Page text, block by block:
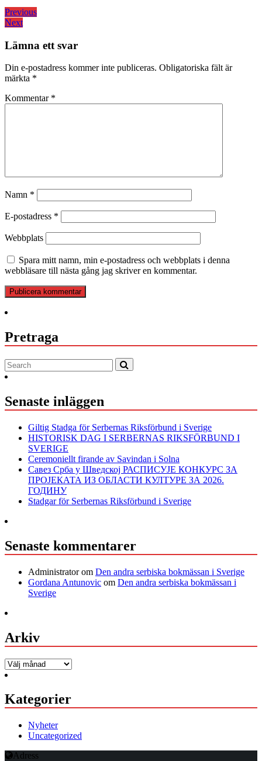
Inläggsnavigering
PreviousPrevious
NextNext
Lämna ett svar
Din e-postadress kommer inte publiceras. Obligatoriska fält är
märkta *
Kommentar *
Namn *
E-postadress *
Webbplats
Spara mitt namn, min e-postadress och webbplats i denna
webbläsare till nästa gång jag skriver en kommentar.
Pretraga
Senaste inläggen
Giltig Stadga för Serbernas Riksförbund i Sverige
HISTORISK DAG I SERBERNAS RIKSFÖRBUND I
SVERIGE
Ceremoniellt firande av Savindan i Solna
Савез Срба у Шведској РАСПИСУЈЕ КОНКУРС ЗА
ПРОЈЕКАТА ИЗ ОБЛАСТИ КУЛТУРЕ ЗА 2026.
ГОДИНУ
Stadgar för Serbernas Riksförbund i Sverige
Senaste kommentarer
Administratorom Den andra serbiska bokmässan i Sverige
Gordana Antunovic om Den andra serbiska bokmässan i
Sverige
Arkiv
Arkiv
Kategorier
Nyheter
Uncategorized
Adress